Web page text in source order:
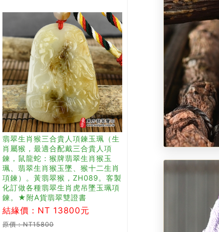
翡翠生肖猴三合貴人項鍊玉珮（生
肖屬猴，最適合配戴三合貴人項
鍊，鼠龍蛇：猴牌翡翠生肖猴玉
珮、翡翠生肖猴玉墜、猴十二生肖
項鍊）。黃翡翠猴，ZH089。客製
化訂做各種翡翠生肖虎吊墜玉珮項
鍊。★附A貨翡翠雙證書
結緣價：NT 13800元
原價：NT15800